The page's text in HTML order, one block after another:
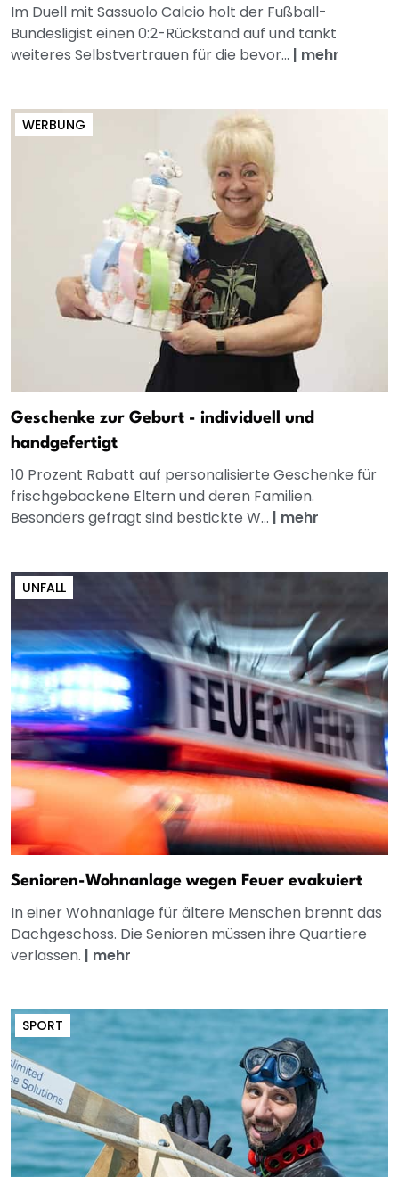
Im Duell mit Sassuolo Calcio holt der Fußball-
Bundesligist einen 0:2-Rückstand auf und tankt
weiteres Selbstvertrauen für die bevor... | mehr
WERBUNG
Geschenke zur Geburt - individuell und
handgefertigt
10 Prozent Rabatt auf personalisierte Geschenke für
frischgebackene Eltern und deren Familien.
Besonders gefragt sind bestickte W... | mehr
UNFALL
Senioren-Wohnanlage wegen Feuer evakuiert
In einer Wohnanlage für ältere Menschen brennt das
Dachgeschoss. Die Senioren müssen ihre Quartiere
verlassen. | mehr
SPORT